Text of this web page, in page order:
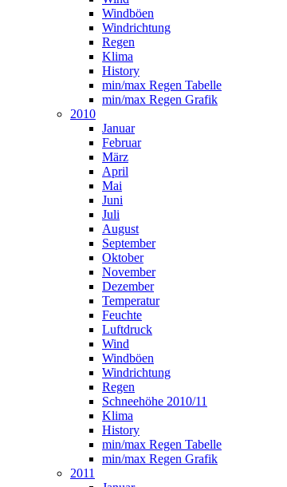
Windböen
Windrichtung
Regen
Klima
History
min/max Regen Tabelle
min/max Regen Grafik
2010
Januar
Februar
März
April
Mai
Juni
Juli
August
September
Oktober
November
Dezember
Temperatur
Feuchte
Luftdruck
Wind
Windböen
Windrichtung
Regen
Schneehöhe 2010/11
Klima
History
min/max Regen Tabelle
min/max Regen Grafik
2011